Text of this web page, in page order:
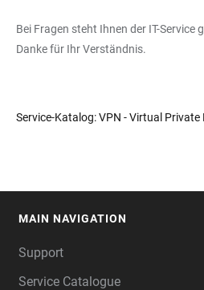
Bei Fragen steht Ihnen der IT-Service
Danke für Ihr Verständnis.
Service-Katalog: VPN - Virtual
MAIN NAVIGATION
Support
Service Catalogue